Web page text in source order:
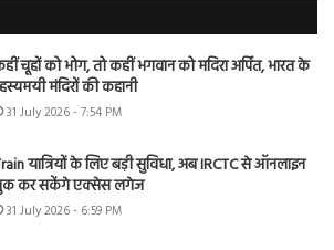
चूहों को भोग, तो कहीं भगवान को मदिरा अर्पित, भारत के
मंदिरों की कहानी
31 July 2026 - 7:54 PM
यात्रियों के लिए बड़ी सुविधा, अब IRCTC से ऑनलाइन
कर सकेंगे एक्सेस लगेज
31 July 2026 - 6:59 PM